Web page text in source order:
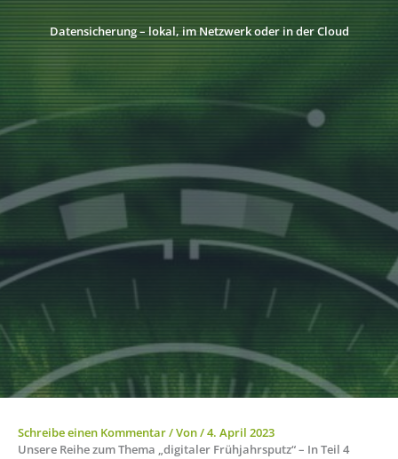
Datensicherung – lokal, im Netzwerk oder in der Cloud
Schreibe einen Kommentar/ Von/4. April 2023
Unsere Reihe zum Thema „digitaler Frühjahrsputz“ – In Teil 4